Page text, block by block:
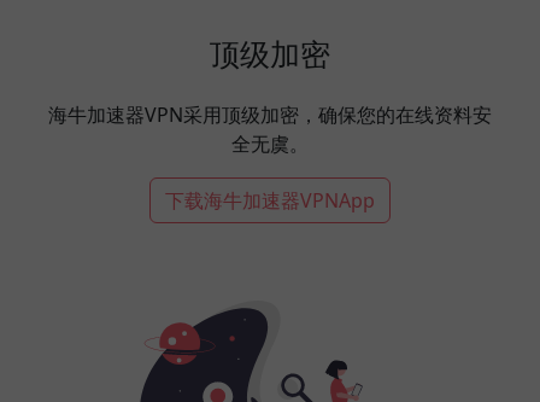
顶级加密
海牛加速器VPN采用顶级加密，确保您的在线资料安
全无虞。
下载海牛加速器VPNApp